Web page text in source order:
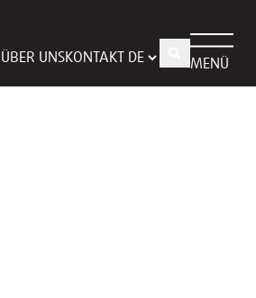
ÜBER UNSKONTAKT MENÜ